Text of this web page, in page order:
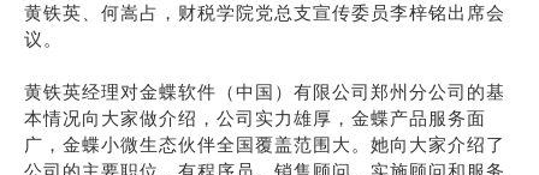
黄铁英、何嵩占，财税学院党总支宣传委员李梓铭出席会
议。
黄铁英经理对金蝶软件（中国）有限公司郑州分公司的基
本情况向大家做介绍，公司实力雄厚，金蝶产品服务面
广，金蝶小微生态伙伴全国覆盖范围大。她向大家介绍了